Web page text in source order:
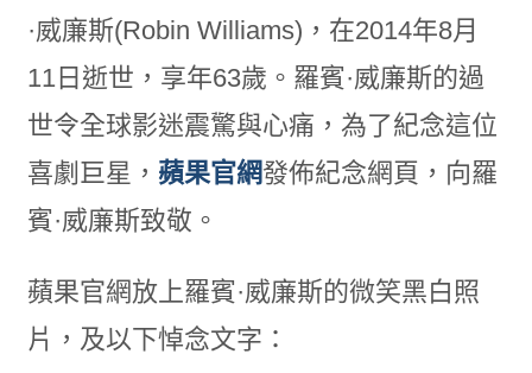
·威廉斯(Robin Williams)，在2014年8月
11日逝世，享年63歲。羅賓·威廉斯的過
世令全球影迷震驚與心痛，為了紀念這位
喜劇巨星， 蘋果官網發佈紀念網頁，向羅
賓·威廉斯致敬。
蘋果官網放上羅賓·威廉斯的微笑黑白照
片，及以下悼念文字：